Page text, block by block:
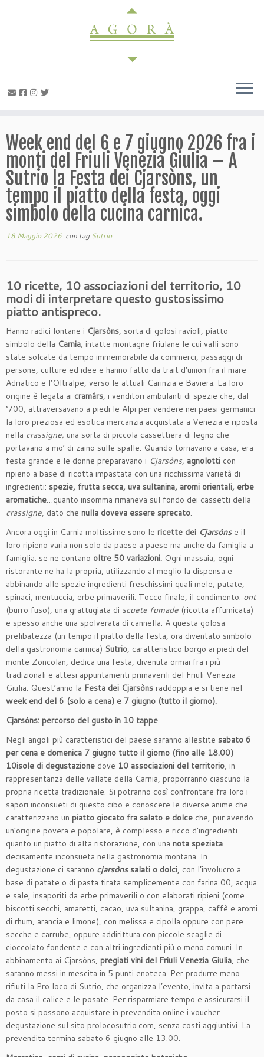
Week end del 6 e 7 giugno 2026 fra i
monti del Friuli Venezia Giulia – A
Sutrio la Festa dei Cjarsòns, un
tempo il piatto della festa, oggi
simbolo della cucina carnica.
18 Maggio 2026 con tagSutrio
10 ricette, 10 associazioni del territorio, 10
modi di interpretare questo gustosissimo
piatto antispreco.
Hanno radici lontane i Cjarsòns, sorta di golosi ravioli, piatto
simbolo della Carnia, intatte montagne friulane le cui valli sono
state solcate da tempo immemorabile da commerci, passaggi di
persone, culture ed idee e hanno fatto da trait d’union fra il mare
Adriatico e l’Oltralpe, verso le attuali Carinzia e Baviera. La loro
origine è legata ai cramârs, i venditori ambulanti di spezie che, dal
‘700, attraversavano a piedi le Alpi per vendere nei paesi germanici
la loro preziosa ed esotica mercanzia acquistata a Venezia e riposta
nella crassigne, una sorta di piccola cassettiera di legno che
portavano a mo’ di zaino sulle spalle. Quando tornavano a casa, era
festa grande e le donne preparavano i Cjarsòns, agnolotti con
ripieno a base di ricotta impastata con una ricchissima varietà di
ingredienti: spezie, frutta secca, uva sultanina, aromi orientali, erbe
aromatiche…quanto insomma rimaneva sul fondo dei cassetti della
crassigne, dato che nulla doveva essere sprecato.
Ancora oggi in Carnia moltissime sono le ricette dei Cjarsònse il
loro ripieno varia non solo da paese a paese ma anche da famiglia a
famiglia: se ne contano oltre 50 variazioni. Ogni massaia, ogni
ristorante ne ha la propria, utilizzando al meglio la dispensa e
abbinando alle spezie ingredienti freschissimi quali mele, patate,
spinaci, mentuccia, erbe primaverili. Tocco finale, il condimento: ont
(burro fuso), una grattugiata di scuete fumade (ricotta affumicata)
e spesso anche una spolverata di cannella. A questa golosa
prelibatezza (un tempo il piatto della festa, ora diventato simbolo
della gastronomia carnica) Sutrio, caratteristico borgo ai piedi del
monte Zoncolan, dedica una festa, divenuta ormai fra i più
tradizionali e attesi appuntamenti primaverili del Friuli Venezia
Giulia. Quest’anno la Festa dei Cjarsòns raddoppia e si tiene nel
week end del 6 (solo a cena) e 7 giugno (tutto il giorno).
Cjarsòns: percorso del gusto in 10 tappe
Negli angoli più caratteristici del paese saranno allestite sabato 6
per cena e domenica 7 giugno tutto il giorno (fino alle 18.00)
10isole di degustazione dove 10 associazioni del territorio, in
rappresentanza delle vallate della Carnia, proporranno ciascuno la
propria ricetta tradizionale. Si potranno così confrontare fra loro i
sapori inconsueti di questo cibo e conoscere le diverse anime che
caratterizzano un piatto giocato fra salato e dolce che, pur avendo
un’origine povera e popolare, è complesso e ricco d’ingredienti
quanto un piatto di alta ristorazione, con una nota speziata
decisamente inconsueta nella gastronomia montana. In
degustazione ci saranno cjarsònssalati o dolci, con l’involucro a
base di patate o di pasta tirata semplicemente con farina 00, acqua
e sale, insaporiti da erbe primaverili o con elaborati ripieni (come
biscotti secchi, amaretti, cacao, uva sultanina, grappa, caffè e aromi
di rhum, arancia e limone), con melissa e cipolla oppure con pere
secche e carrube, oppure addirittura con piccole scaglie di
cioccolato fondente e con altri ingredienti più o meno comuni. In
abbinamento ai Cjarsòns, pregiati vini del Friuli Venezia Giulia, che
saranno messi in mescita in 5 punti enoteca. Per produrre meno
rifiuti la Pro loco di Sutrio, che organizza l’evento, invita a portarsi
da casa il calice e le posate. Per risparmiare tempo e assicurarsi il
posto si possono acquistare in prevendita online i voucher
degustazione sul sito prolocosutrio.com, senza costi aggiuntivi. La
prevendita termina sabato 6 giugno alle 13.00.